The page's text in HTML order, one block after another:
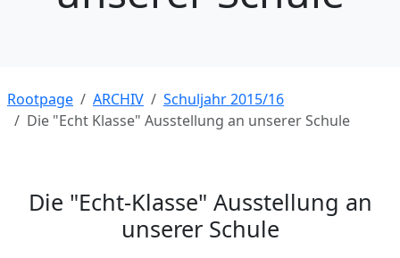
Rootpage ARCHIV
Schuljahr 2015/16
Die "Echt Klasse" Ausstellung an unserer Schule
Die "Echt-Klasse" Ausstellung an
unserer Schule